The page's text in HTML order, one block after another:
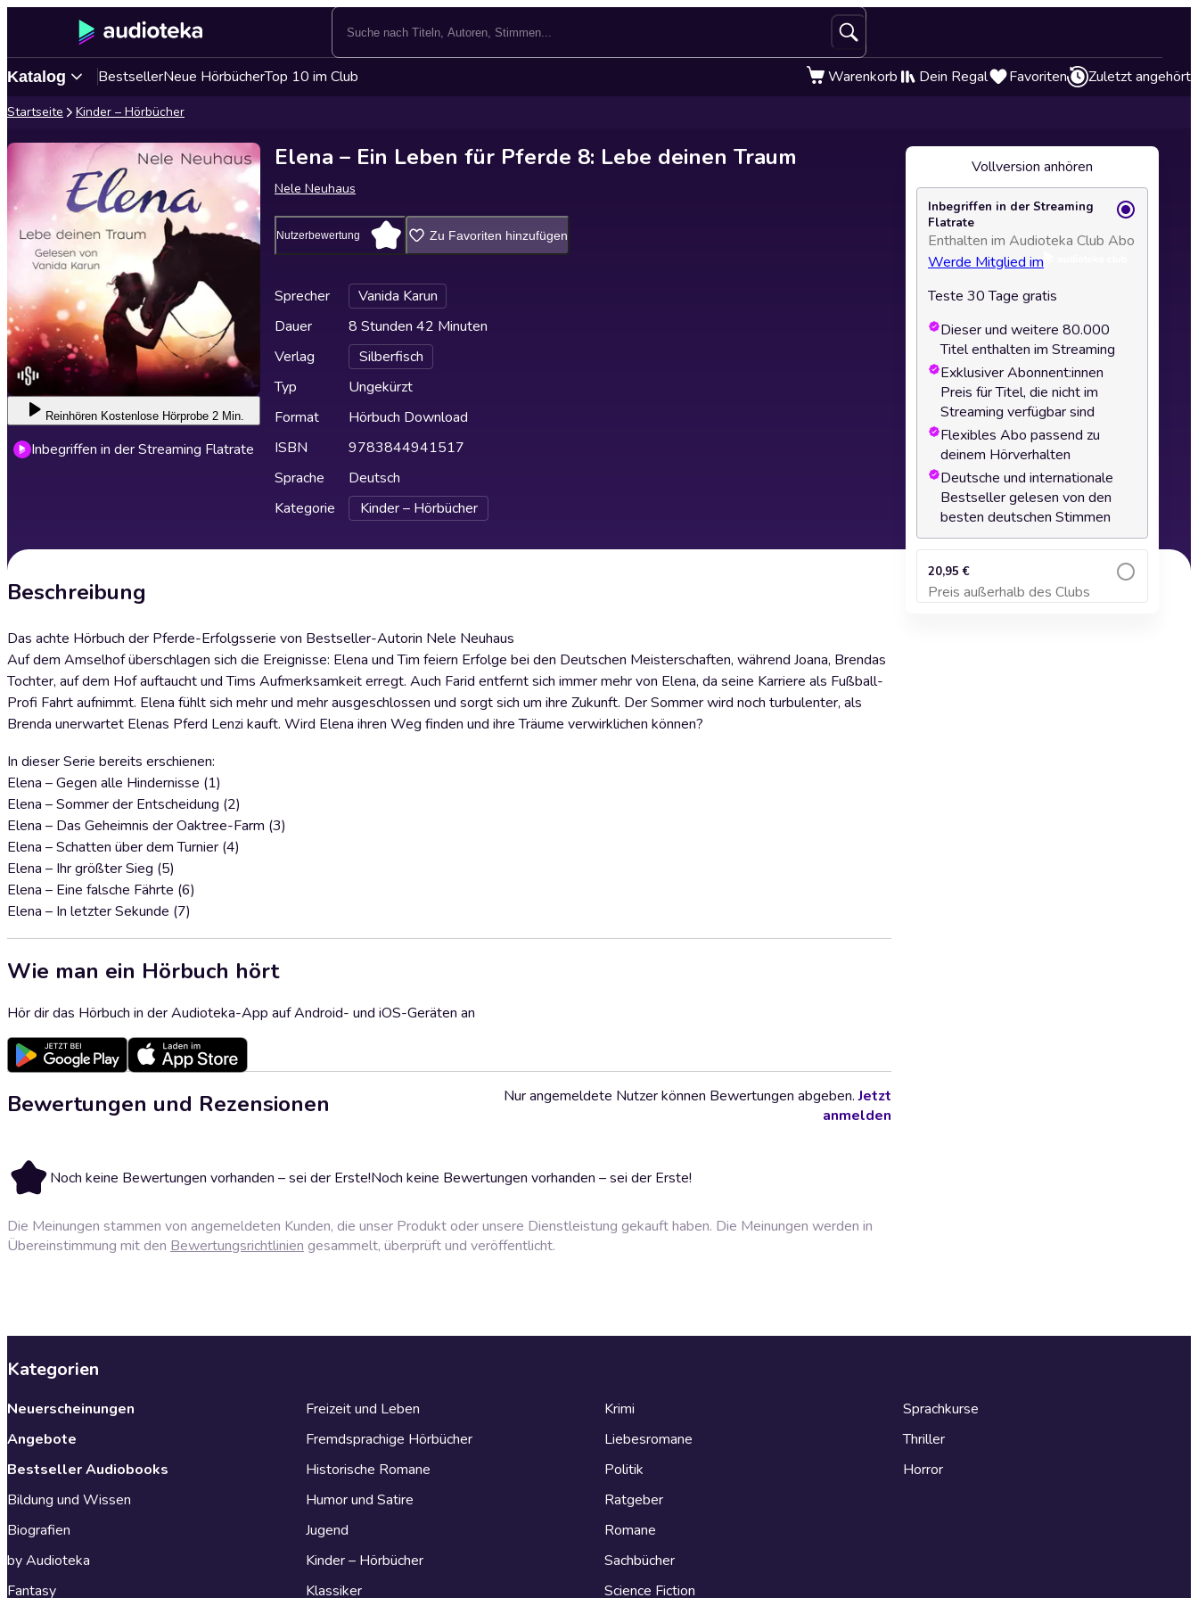
Katalog BestsellerNeue HörbücherTop 10 im Club Warenkorb Dein Regal Favoriten Zuletzt angehört
Startseite Kinder – Hörbücher
Reinhören Kostenlose Hörprobe 2 Min.
Inbegriffen in der Streaming Flatrate
Elena – Ein Leben für Pferde 8: Lebe deinen Traum
Nele Neuhaus
Nutzerbewertung Zu Favoriten hinzufügen
Sprecher
Vanida Karun
Dauer
8 Stunden 42 Minuten
Verlag
Silberfisch
Typ
Ungekürzt
Format
Hörbuch Download
ISBN
9783844941517
Sprache
Deutsch
Kategorie
Kinder – Hörbücher
Beschreibung
Das achte Hörbuch der Pferde-Erfolgsserie von Bestseller-Autorin Nele Neuhaus
Auf dem Amselhof überschlagen sich die Ereignisse: Elena und Tim feiern Erfolge bei den Deutschen Meisterschaften, während Joana, Brendas
Tochter, auf dem Hof auftaucht und Tims Aufmerksamkeit erregt. Auch Farid entfernt sich immer mehr von Elena, da seine Karriere als Fußball-
Profi Fahrt aufnimmt. Elena fühlt sich mehr und mehr ausgeschlossen und sorgt sich um ihre Zukunft. Der Sommer wird noch turbulenter, als
Brenda unerwartet Elenas Pferd Lenzi kauft. Wird Elena ihren Weg finden und ihre Träume verwirklichen können?
In dieser Serie bereits erschienen:
Elena – Gegen alle Hindernisse (1)
Elena – Sommer der Entscheidung (2)
Elena – Das Geheimnis der Oaktree-Farm (3)
Elena – Schatten über dem Turnier (4)
Elena – Ihr größter Sieg (5)
Elena – Eine falsche Fährte (6)
Elena – In letzter Sekunde (7)
Wie man ein Hörbuch hört
Hör dir das Hörbuch in der Audioteka-App auf Android- und iOS-Geräten an
Bewertungen und Rezensionen
Noch keine Bewertungen vorhanden – sei der Erste!Noch keine Bewertungen vorhanden – sei der Erste!
Nur angemeldete Nutzer können Bewertungen abgeben.Jetzt
anmelden
Die Meinungen stammen von angemeldeten Kunden, die unser Produkt oder unsere Dienstleistung gekauft haben. Die Meinungen werden in
Übereinstimmung mit den Bewertungsrichtlinien gesammelt, überprüft und veröffentlicht.
Vollversion anhören
Inbegriffen in der Streaming
Flatrate
Enthalten im Audioteka Club Abo
Werde Mitglied im
Teste 30 Tage gratis
Dieser und weitere 80.000
Titel enthalten im Streaming
Exklusiver Abonnent:innen
Preis für Titel, die nicht im
Streaming verfügbar sind
Flexibles Abo passend zu
deinem Hörverhalten
Deutsche und internationale
Bestseller gelesen von den
besten deutschen Stimmen
20,95 €
Preis außerhalb des Clubs
Zum Warenkorb hinzufügen
Kategorien
Neuerscheinungen
Angebote
Bestseller Audiobooks
Bildung und Wissen
Biografien
by Audioteka
Fantasy
Freizeit und Leben
Fremdsprachige Hörbücher
Historische Romane
Humor und Satire
Jugend
Kinder – Hörbücher
Klassiker
Krimi
Liebesromane
Politik
Ratgeber
Romane
Sachbücher
Science Fiction
Sprachkurse
Thriller
Horror